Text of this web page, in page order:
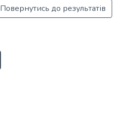
Повернутись до результатів